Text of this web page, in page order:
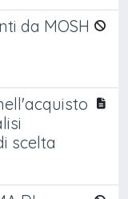
da MOSH
scelta